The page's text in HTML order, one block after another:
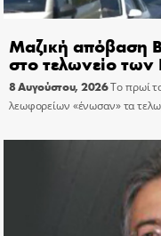
Μαζική απόβαση
στο τελωνείο
8 Αυγούστου, 2026Το πρωί
λεωφορείων «ένωσαν» τα